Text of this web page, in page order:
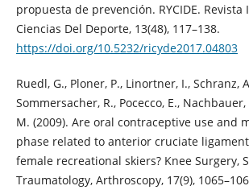
propuesta de prevención. RYCIDE.
Ciencias Del Deporte, 13(48), 117–138.
https://doi.org/10.5232/ricyde2017.04803
Ruedl, G., Ploner, P., Linortner, I., Schranz,
Sommersacher, R., Pocecco, E.,
M. (2009). Are oral contraceptive use and
phase related to anterior cruciate
female recreational skiers? Knee Surgery,
Traumatology, Arthroscopy, 17(9),